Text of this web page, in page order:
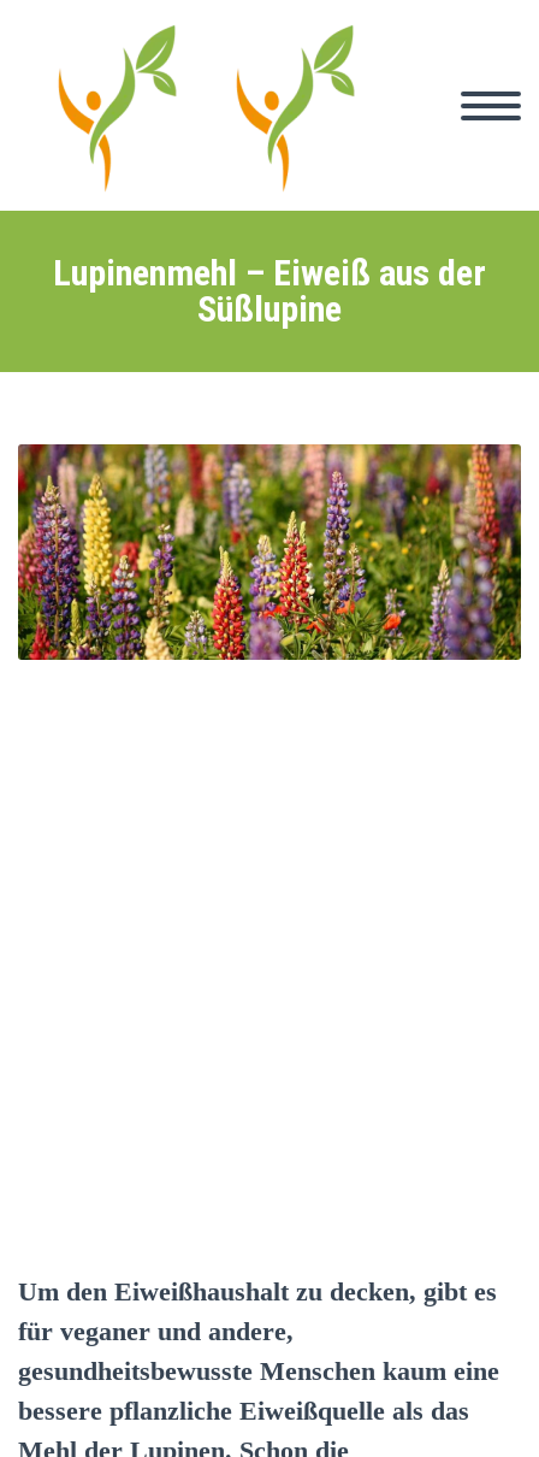
Lupinenmehl – Eiweiß aus der
Süßlupine
Um den Eiweißhaushalt zu decken, gibt es
für veganer und andere,
gesundheitsbewusste Menschen kaum eine
bessere pflanzliche Eiweißquelle als das
Mehl der Lupinen. Schon die